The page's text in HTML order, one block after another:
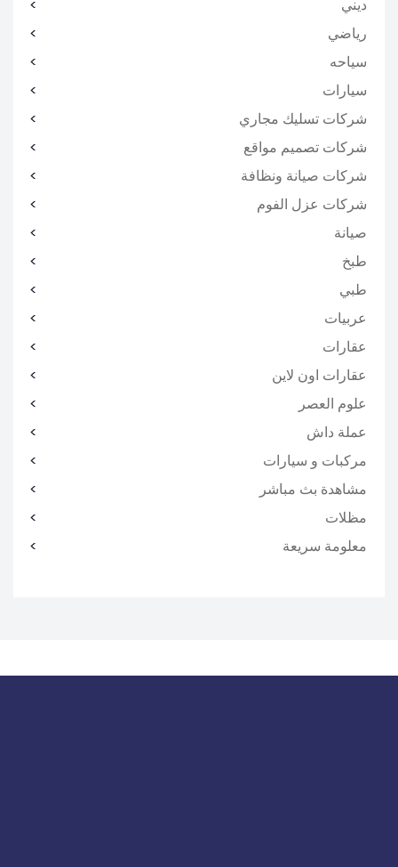
ديني
رياضي
سياحه
سيارات
شركات تسليك مجاري
شركات تصميم مواقع
شركات صيانة ونظافة
شركات عزل الفوم
صيانة
طبخ
طبي
عربيات
عقارات
عقارات اون لاين
علوم العصر
عملة داش
مركبات و سيارات
مشاهدة بث مباشر
مظلات
معلومة سريعة